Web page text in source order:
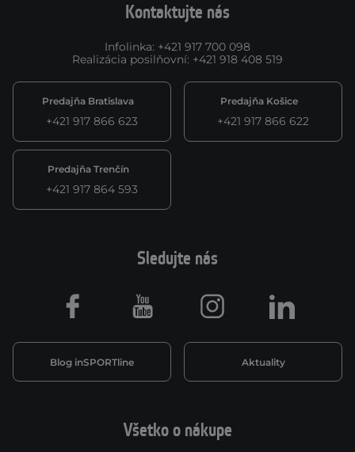
Kontaktujte nás
Infolinka: +421 917 700 098
Realizácia posilňovní: +421 918 408 519
Predajňa Bratislava
+421 917 866 623
Predajňa Košice
+421 917 866 622
Predajňa Trenčín
+421 917 864 593
Všetko o nákupe
Sledujte nás
Blog inSPORTline Aktuality
Facebook Youtube Instagram LinkedIn